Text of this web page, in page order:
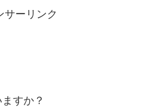
サーリンク
すか？